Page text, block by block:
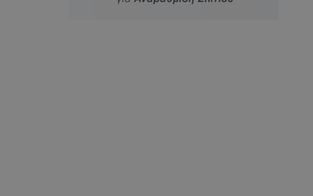
και τη
το
του χρήστη
σύμφωνα με τον
των
με τον τρόπο
χρήστης